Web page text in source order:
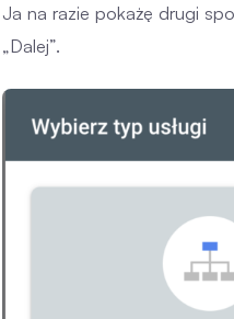
Ja na razie pokażę drugi
„Dalej”.